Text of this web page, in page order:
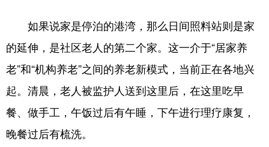
辽宁 吉林 上海 江苏
浙江 安徽 福建 江西
山东 河南 湖北 湖南
四川
如果说家是停泊的港湾，那么日间照料站则是家
的延伸，是社区老人的第二个家。这一介于“居家养
老”和“机构养老”之间的养老新模式，当前正在各地兴
起。清晨，老人被监护人送到这里后，在这里吃早
餐、做手工，午饭过后有午睡，下午进行理疗康复，
晚餐过后有梳洗。